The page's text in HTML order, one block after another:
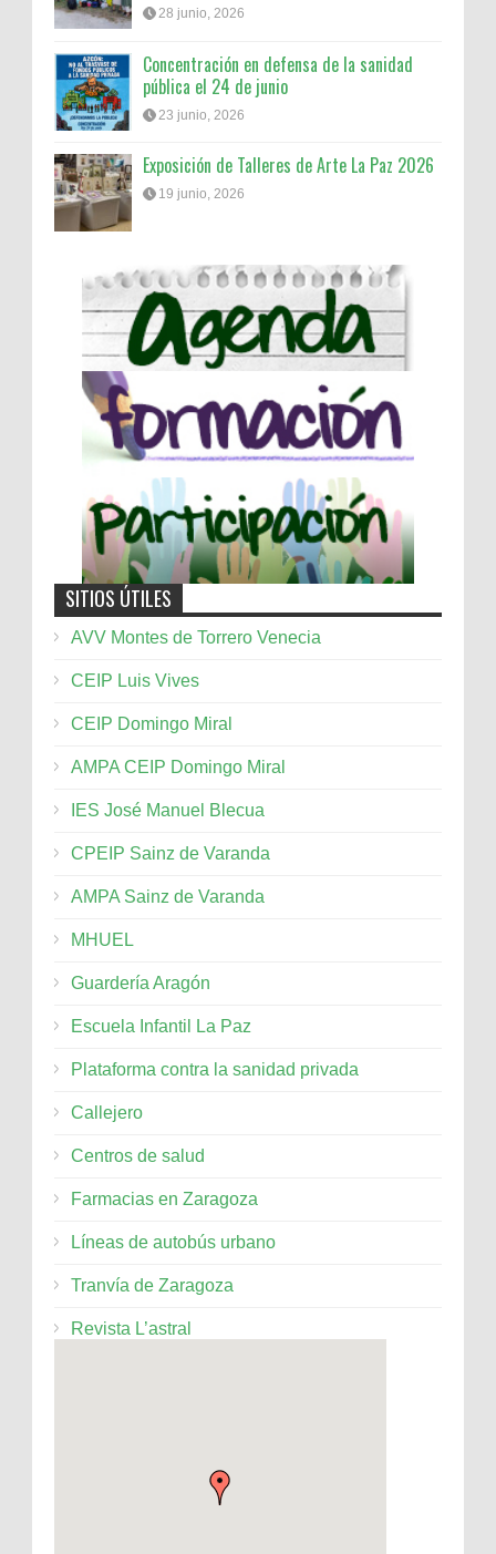
28 junio, 2026
Concentración en defensa de la sanidad
pública el 24 de junio
23 junio, 2026
Exposición de Talleres de Arte La Paz 2026
19 junio, 2026
SITIOS ÚTILES
AVV Montes de Torrero Venecia
CEIP Luis Vives
CEIP Domingo Miral
AMPA CEIP Domingo Miral
IES José Manuel Blecua
CPEIP Sainz de Varanda
AMPA Sainz de Varanda
MHUEL
Guardería Aragón
Escuela Infantil La Paz
Plataforma contra la sanidad privada
Callejero
Centros de salud
Farmacias en Zaragoza
Líneas de autobús urbano
Tranvía de Zaragoza
Revista L’astral